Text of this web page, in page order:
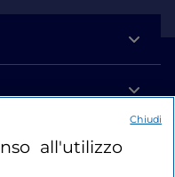
all'utilizzo
Chiudi